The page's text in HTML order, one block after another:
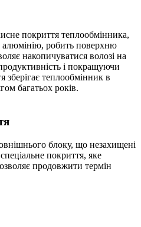
покриття теплообмінника,
алюмінію, робить поверхню
накопичуватися волозі на
і покращуючи
зберігає теплообмінник в
багатьох років.
блоку, що незахищені
покриття, яке
продовжити термін